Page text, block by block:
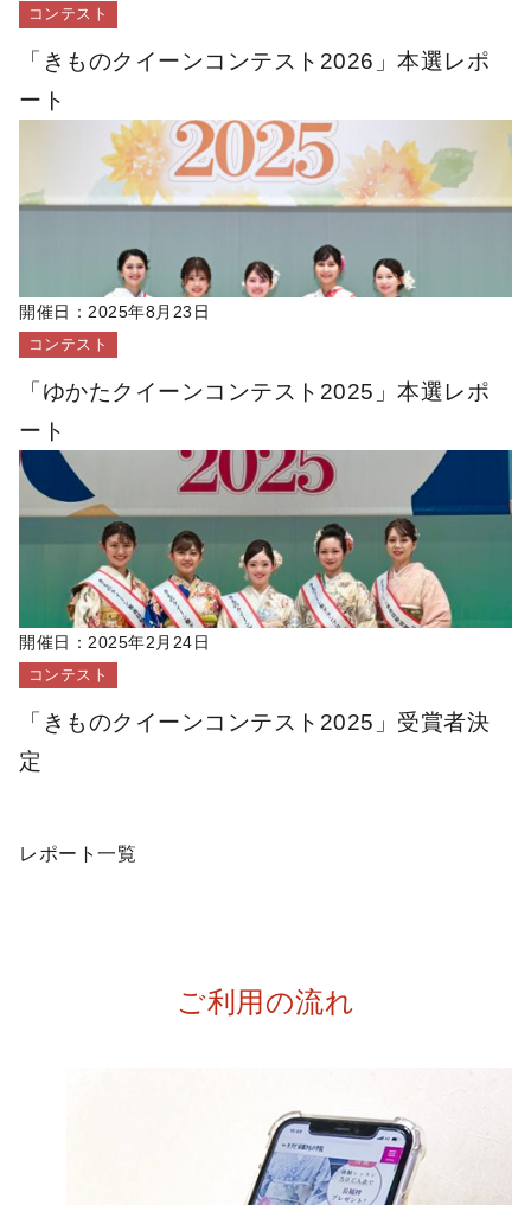
コンテスト
「きものクイーンコンテスト2026」本選レポ
ート
開催日： 2025年8月23日
コンテスト
「ゆかたクイーンコンテスト2025」本選レポ
ート
開催日： 2025年2月24日
コンテスト
「きものクイーンコンテスト2025」受賞者決
定
レポート一覧
ご利用の流れ